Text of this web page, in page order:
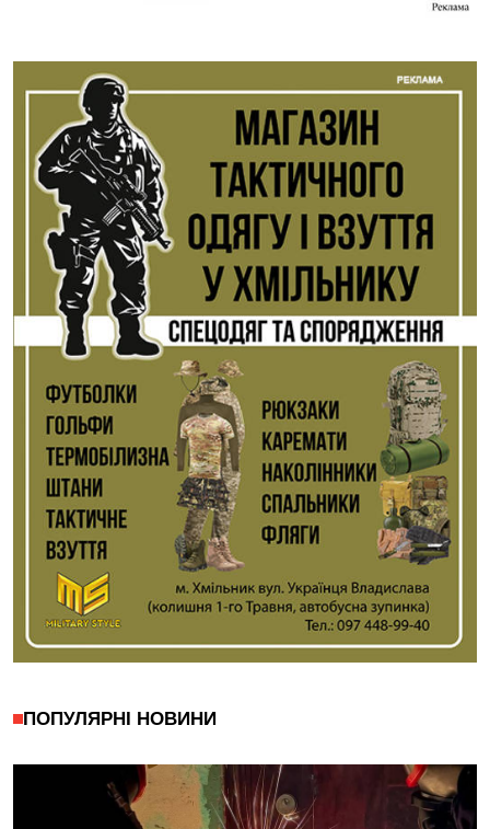
ПОПУЛЯРНІ НОВИНИ